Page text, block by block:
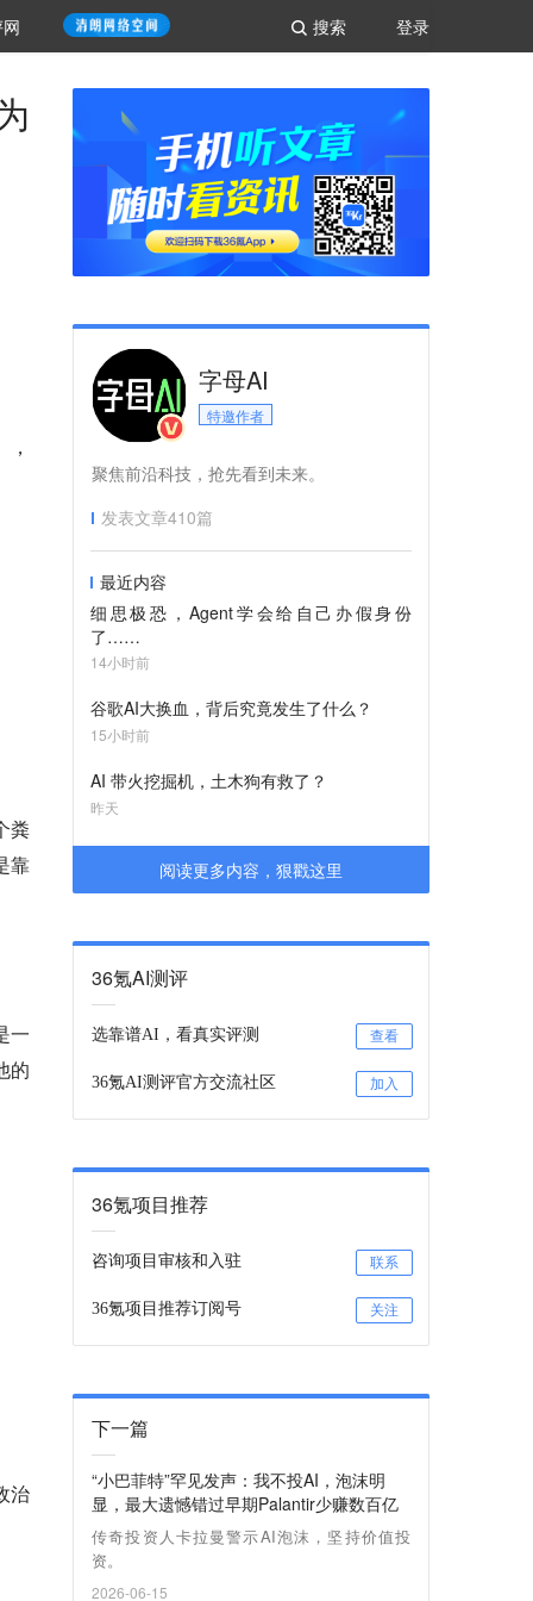
登录
搜索
粪
靠
一
的
治
字母AI
特邀作者
聚焦前沿科技，抢先看到未来。
发表文章410篇
最近内容
细思极恐，Agent学会给自己办假身份
了……
14小时前
谷歌AI大换血，背后究竟发生了什么？
15小时前
AI 带火挖掘机，土木狗有救了？
昨天
阅读更多内容，狠戳这里
36氪AI测评
选靠谱AI，看真实评测 查看
36氪AI测评官方交流社区 加入
36氪项目推荐
咨询项目审核和入驻 联系
36氪项目推荐订阅号 关注
下一篇
“小巴菲特”罕见发声：我不投AI，泡沫明
显，最大遗憾错过早期Palantir少赚数百亿
传奇投资人卡拉曼警示AI泡沫，坚持价值投
资。
2026-06-15